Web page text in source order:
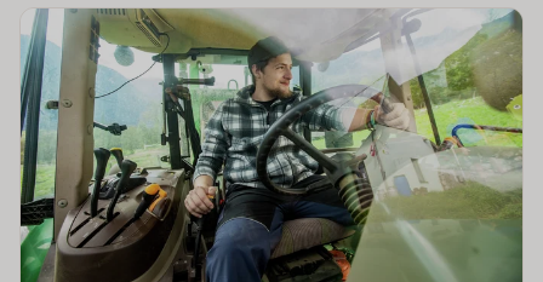
pārsteidz
–
ko
svarīgi
zināt
daudzdzīvokļu
ēku
iedzīvotājiem